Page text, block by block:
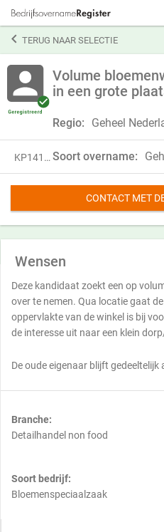
TERUG NAAR SELECTIE
Volume
in een grote
Regio: Geheel
KP14113 Soort overname:
CONTACT MET
Wensen
Deze kandidaat zoekt een op
over te nemen. Qua locatie gaat
oppervlakte van de winkel is bij
de interesse uit naar een klein
De oude eigenaar blijft gedeeltelijk
Branche:
Detailhandel non food
Soort bedrijf:
Bloemenspeciaalzaak